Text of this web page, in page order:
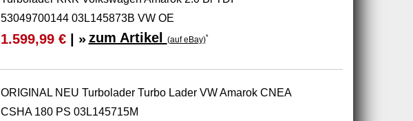
53049700144 03L145873B VW OE
1.599,99 €| » zum Artikel (auf eBay)*
ORIGINAL NEU Turbolader Turbo Lader VW Amarok CNEA
CSHA 180 PS 03L145715M